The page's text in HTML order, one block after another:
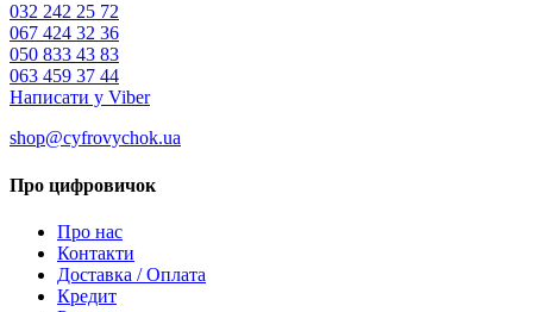
032 242 25 72
067 424 32 36
050 833 43 83
063 459 37 44
Написати у Viber
shop@cyfrovychok.ua
Про цифровичок
Про нас
Контакти
Доставка / Оплата
Кредит